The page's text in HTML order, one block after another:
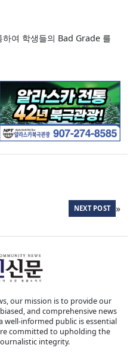
여 학생들의 Bad Grade 를
NEXT POST »
our mission is to provide our
and comprehensive news
well-informed public is essential
committed to upholding the
integrity.